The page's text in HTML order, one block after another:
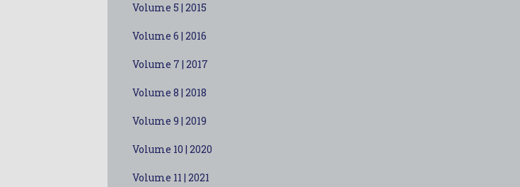
Volume 5 | 2015
Volume 6 | 2016
Volume 7 | 2017
Volume 8 | 2018
Volume 9 | 2019
Volume 10 | 2020
Volume 11 | 2021